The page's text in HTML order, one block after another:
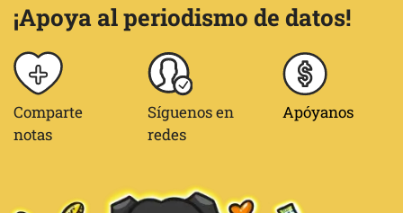
¡Apoya al periodismo de datos!
Comparte
notas
Síguenos en
redes
Apóyanos